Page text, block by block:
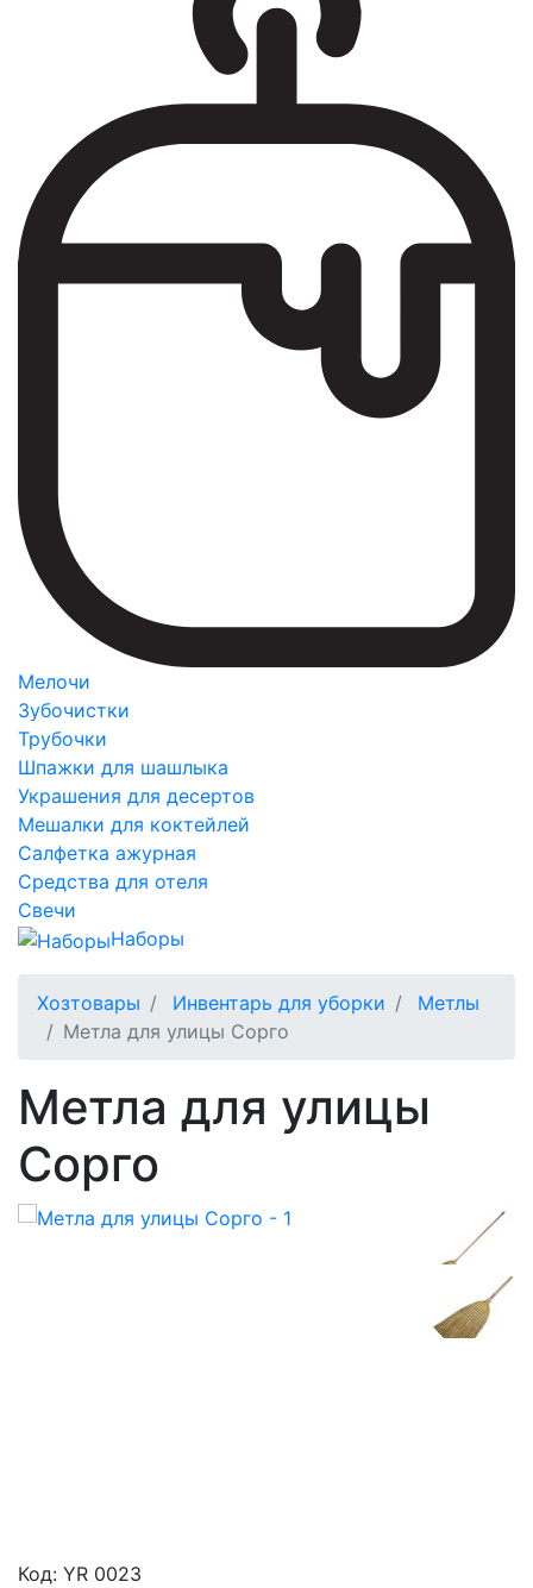
Мелочи
Зубочистки
Трубочки
Шпажки для шашлыка
Украшения для десертов
Мешалки для коктейлей
Салфетка ажурная
Средства для отеля
Свечи
Наборы
Хозтовары Инвентарь для уборки
Метлы
Метла для улицы Сорго
Метла для улицы
Сорго
Код: YR 0023